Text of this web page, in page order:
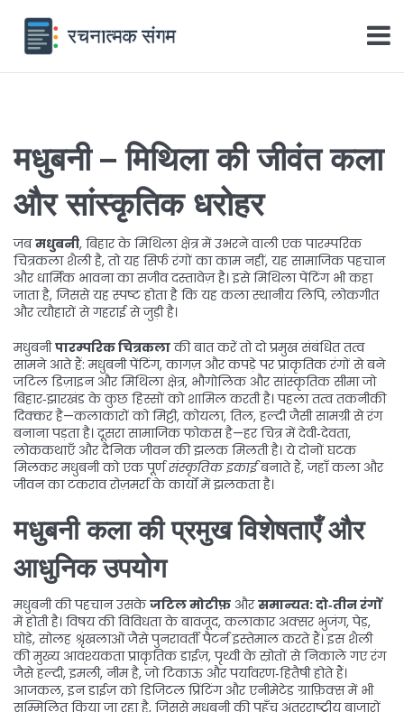
मधुबनी – मिथिला की जीवंत कला
और सांस्कृतिक धरोहर
जबमधुबनी, बिहार के मिथिला क्षेत्र में उभरने वाली एक पारम्परिक
चित्रकला शैलीहै, तो यह सिर्फ रंगों का काम नहीं, यह सामाजिक पहचान
और धार्मिक भावना का सजीव दस्तावेज़ है। इसेमिथिला पेंटिंगभी कहा
जाता है, जिससे यह स्पष्ट होता है कि यह कला स्थानीय लिपि, लोकगीत
और त्यौहारों से गहराई से जुड़ी है।
मधुबनीपारम्परिक चित्रकलाकी बात करें तो दो प्रमुख संबंधित तत्व
सामने आते हैं:मधुबनी पेंटिंग,कागज़ और कपड़े पर प्राकृतिक रंगों से बने
जटिल डिज़ाइनऔरमिथिला क्षेत्र, भौगोलिक और सांस्कृतिक सीमा जो
बिहार‑झारखंड के कुछ हिस्सों को शामिल करती है। पहला तत्व तकनीकी
दिक्‍कर है—कलाकारों को मिट्टी, कोयला, तिल, हल्दी जैसी सामग्री से रंग
बनाना पड़ता है। दूसरा सामाजिक फोकस है—हर चित्र में देवी‑देवता,
लोककथाएँ और दैनिक जीवन की झलक मिलती है। ये दोनों घटक
मिलकर मधुबनी को एक पूर्णसंस्कृतिक इकाईबनाते हैं, जहाँ कला और
जीवन का टकराव रोज़मर्रा के कार्यों में झलकता है।
मधुबनी कला की प्रमुख विशेषताएँ और
आधुनिक उपयोग
मधुबनी की पहचान उसकेजटिल मोटीफ़ औरसमान्यत: दो‑तीन रंगों
में होती है। विषय की विविधता के बावजूद, कलाकार अक्सर भुजंग, पेड़,
घोड़े, सोलह श्रृंखलाओं जैसे पुनरावर्ती पैटर्न इस्तेमाल करते हैं। इस शैली
की मुख्य आवश्यकताप्राकृतिक डाईज़,पृथ्वी के स्रोतों से निकाले गए रंग
जैसे हल्दी, इमली, नीमहै, जो टिकाऊ और पर्यावरण‑हितैषी होते हैं।
आजकल, इन डाईज़ को डिजिटल प्रिंटिंग और एनीमेटेड ग्राफ़िक्स में भी
सम्मिलित किया जा रहा है, जिससे मधुबनी की पहुँच अंतरराष्ट्रीय बाजारों